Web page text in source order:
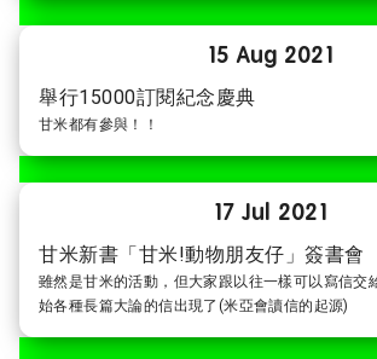
15 Aug 2021
舉行15000訂閱紀念慶典
甘米都有參與！！
17 Jul 2021
甘米新書「甘米!動物朋友仔」簽書會
雖然是甘米的活動，但大家跟以往一樣可以寫信交
始各種長篇大論的信出現了(米亞會讀信的起源)